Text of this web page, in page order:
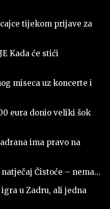
tijekom prijave za
Kada će stići
miseca uz koncerte i
eura donio veliki šok
ima pravo na
natječaj Čistoće – nema…
igra u Zadru, ali jedna